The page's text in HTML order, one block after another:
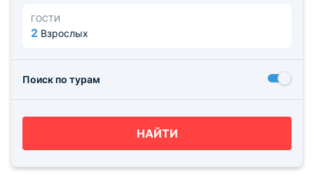
ГОСТИ
2 Взрослых
Поиск по турам
НАЙТИ